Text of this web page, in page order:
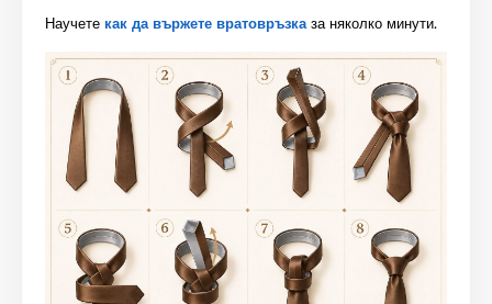
Научете как да вържете вратовръзка за няколко минути.